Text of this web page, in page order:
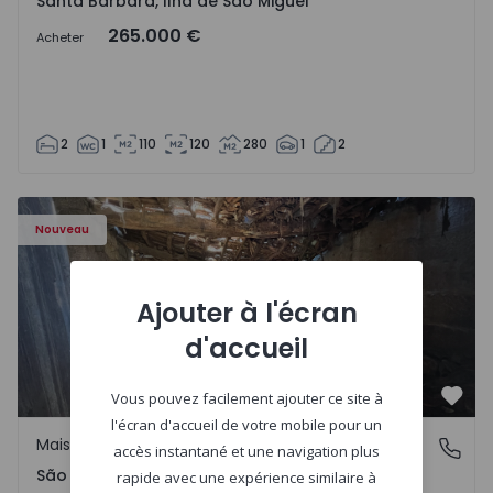
Acheter 265.000 €
2 1 110 120 280 1 2
Nouveau
Maison Vila Real, São Tomé do Castelo e Justes -
São Tomé do Castelo e Justes, Vila Real
Maison Rurale
São Tomé do Castelo e Justes, Vila Real
Ajouter à l'écran
d'accueil
Vous pouvez facilement ajouter ce site à
l'écran d'accueil de votre mobile pour un
accès instantané et une navigation plus
rapide avec une expérience similaire à